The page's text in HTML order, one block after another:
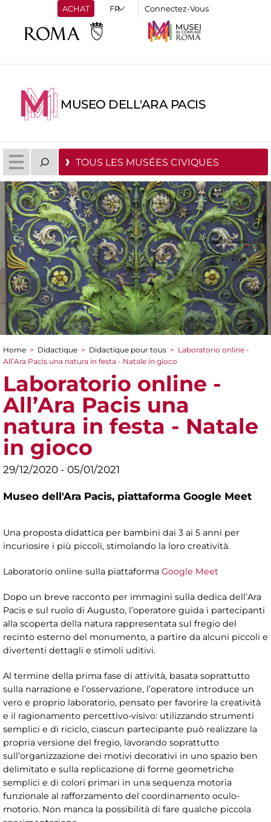
ACHAT Connectez-Vous
MUSEO DELL'ARA PACIS
TOUS LES MUSÉES CIVIQUES
You are here
Home > Didactique > Didactique pour tous > Laboratorio online -
All’Ara Pacis una natura in festa - Natale in gioco
Laboratorio online -
All’Ara Pacis una
natura in festa - Natale
in gioco
29/12/2020 - 05/01/2021
Museo dell'Ara Pacis, piattaforma Google Meet
Una proposta didattica per bambini dai 3 ai 5 anni per
incuriosire i più piccoli, stimolando la loro creatività.
Laboratorio online sulla piattaforma Google Meet
Dopo un breve racconto per immagini sulla dedica dell’Ara
Pacis e sul ruolo di Augusto, l’operatore guida i partecipanti
alla scoperta della natura rappresentata sul fregio del
recinto esterno del monumento, a partire da alcuni piccoli e
divertenti dettagli e stimoli uditivi.
Al termine della prima fase di attività, basata soprattutto
sulla narrazione e l’osservazione, l’operatore introduce un
vero e proprio laboratorio, pensato per favorire la creatività
e il ragionamento percettivo-visivo: utilizzando strumenti
semplici e di riciclo, ciascun partecipante può realizzare la
propria versione del fregio, lavorando soprattutto
sull’organizzazione dei motivi decorativi in uno spazio ben
delimitato e sulla replicazione di forme geometriche
semplici e di colori primari in una sequenza motoria
funzionale al rafforzamento del coordinamento oculo-
motorio. Non manca la possibilità di fare qualche piccola